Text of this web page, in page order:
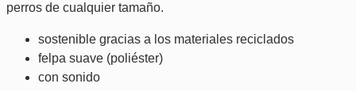
perros de cualquier tamaño.
sostenible gracias a los materiales reciclados
felpa suave (poliéster)
con sonido